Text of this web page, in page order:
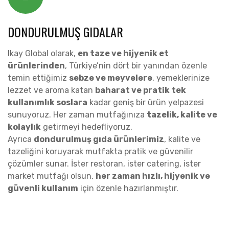
DONDURULMUŞ GIDALAR
lkay Global olarak, en taze ve hijyenik et
ürünlerinden, Türkiye’nin dört bir yanından özenle
temin ettiğimiz sebze ve meyvelere, yemeklerinize
lezzet ve aroma katan baharat ve pratik tek
kullanımlık soslara kadar geniş bir ürün yelpazesi
sunuyoruz. Her zaman mutfağınıza tazelik, kalite ve
kolaylık getirmeyi hedefliyoruz.
Ayrıca dondurulmuş gıda ürünlerimiz, kalite ve
tazeliğini koruyarak mutfakta pratik ve güvenilir
çözümler sunar. İster restoran, ister catering, ister
market mutfağı olsun, her zaman hızlı, hijyenik ve
güvenli kullanım için özenle hazırlanmıştır.